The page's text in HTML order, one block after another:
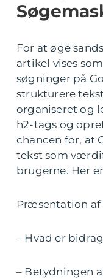
For at øge
artikel vises
søgninger på
strukturere
organiseret og
h2-tags og
chancen for, at
tekst som
brugerne. Her
Præsentation af
– Hvad er
– Betydningen